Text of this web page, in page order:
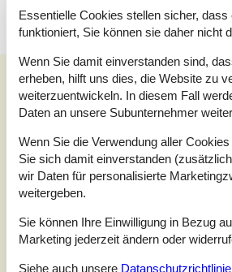
Unsere
Unsere Gästebewertungen
4,0
5
4
2
Essentielle Cookies stellen sicher, dass
funktioniert, Sie können sie daher nicht
Wenn Sie damit einverstanden sind,
erheben, hilft uns dies, die Website zu
weiterzuentwickeln. In diesem Fall
Daten an unsere Subunternehmer
Wenn Sie die Verwendung aller
Sie sich damit einverstanden
wir Daten für personalisierte
weitergeben.
Sie können Ihre Einwilligung in Bezug
Marketing jederzeit ändern oder
Siehe auch unsere Datanschutzrichtlinie